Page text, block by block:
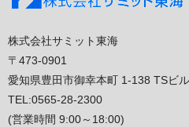
株式会社サミット東海
〒473-0901
愛知県豊田市御幸本町 1-138 TSビ
TEL:0565-28-2300
(営業時間 9:00～18:00)